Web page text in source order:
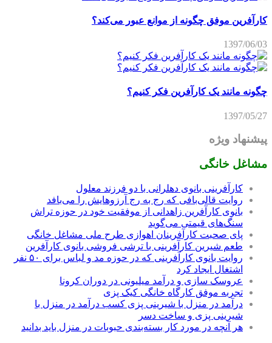
کارآفرین موفق چگونه از موانع عبور می‌کند؟
1397/06/03
چگونه مانند یک کارآفرین فکر کنیم؟
1397/05/27
پیشنهاد ویژه
مشاغل خانگی
کارآفرینی بانوی دهلرانی با دو فرزند معلول
روایت قالی‌بافی که رج به رج آرزوهایش را می‌بافد
بانوی کارآفرین زاهدانی از موفقیت خود در حوزه تراش
سنگ‌های قیمتی می‌گوید
پای صحبت کارآفرینان اهوازی طرح ملی مشاغل خانگی
طعم شیرین کارآفرینی با ترشی فروشی بانوی کارآفرین
روایت بانوی کارآفرینی که در حوزه مد و لباس برای ۵۰ نفر
اشتغال ایجاد کرد
عروسک سازی و درآمد میلیونی در دوران کرونا
تجربه موفق کارگاه خانگی کیک پزی
درآمد در منزل با شیرینی پزی کسب درآمد در منزل با
شیرینی پزی و ساخت دسر
هر آنچه در مورد کار بسته‌بندی حبوبات در منزل باید بدانید